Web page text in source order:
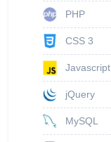
PHP
CSS 3
Javascript
jQuery
MySQL